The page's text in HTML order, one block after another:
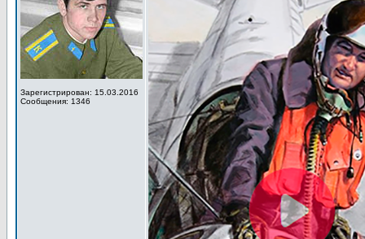
Зарегистрирован: 15.03.2016
Сообщения: 1346